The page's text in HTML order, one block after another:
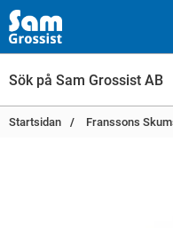
Startsidan Franssons